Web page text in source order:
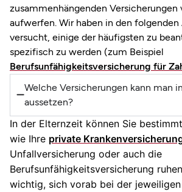
zusammenhängenden Versicherungen
aufwerfen. Wir haben in den
versucht, einige der häufigsten zu
spezifisch zu werden (zum Beispiel
Berufsunfähigkeitsversicherung für
Welche Versicherungen kann man
aussetzen?
In der Elternzeit können Sie
wie Ihre private
Unfallversicherung oder auch die
Berufsunfähigkeitsversicherung
wichtig, sich vorab bei der jeweiligen